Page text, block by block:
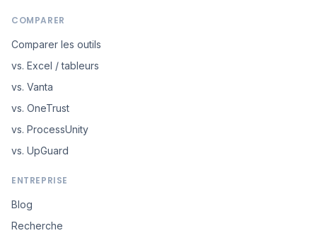
COMPARER
Comparer les outils
vs. Excel / tableurs
vs. Vanta
vs. OneTrust
vs. ProcessUnity
vs. UpGuard
ENTREPRISE
Blog
Recherche